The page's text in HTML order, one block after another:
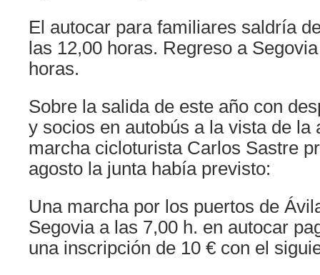
El autocar para familiares saldría
las 12,00 horas. Regreso a
horas.
Sobre la salida de este año con
y socios en autobús a la vista de la
marcha cicloturista Carlos Sastre
agosto la junta había previsto:
Una marcha por los puertos de
Segovia a las 7,00 h. en autocar
una inscripción de 10 € con el